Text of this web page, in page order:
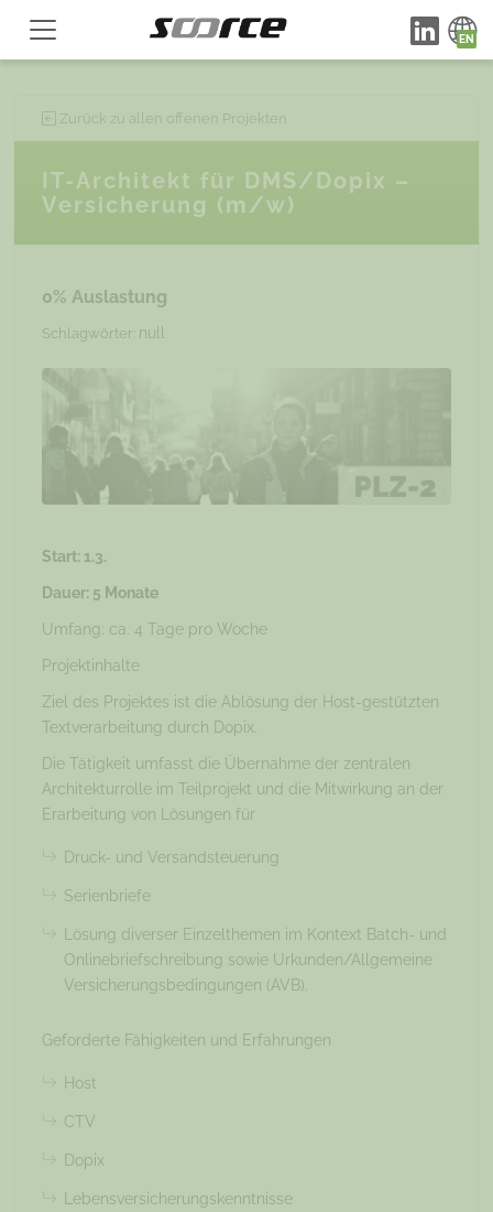
Zurück zu allen offenen Projekten
IT-Architekt für DMS/Dopix –
Versicherung (m/w)
0% Auslastung
Schlagwörter: null
Start: 1.3.
Dauer: 5 Monate
Umfang: ca. 4 Tage pro Woche
Projektinhalte
Ziel des Projektes ist die Ablösung der Host-gestützten
Textverarbeitung durch Dopix.
Die Tätigkeit umfasst die Übernahme der zentralen
Architekturrolle im Teilprojekt und die Mitwirkung an der
Erarbeitung von Lösungen für
Druck- und Versandsteuerung
Serienbriefe
Lösung diverser Einzelthemen im Kontext Batch- und
Onlinebriefschreibung sowie Urkunden/Allgemeine
Versicherungsbedingungen (AVB).
Geforderte Fähigkeiten und Erfahrungen
Host
CTV
Dopix
Lebensversicherungskenntnisse